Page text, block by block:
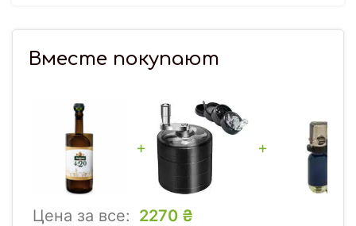
Вместе покупают
+ +
Цена за все: 2270 ₴